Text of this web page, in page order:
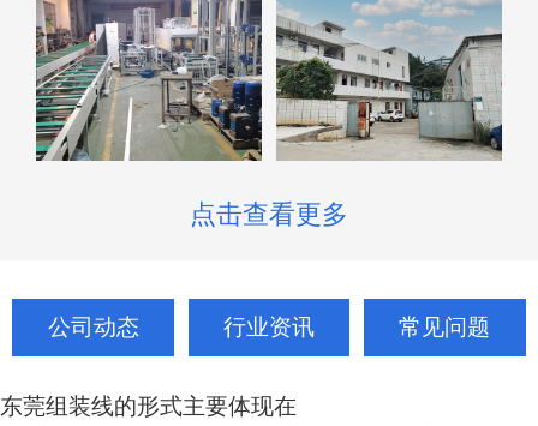
点击查看更多
公司动态 行业资讯 常见问题
东莞组装线的形式主要体现在